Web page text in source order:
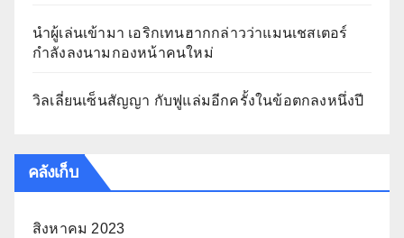
นำผู้เล่นเข้ามา เอริกเทนฮากกล่าวว่าแมนเชสเตอร์
กำลังลงนามกองหน้าคนใหม่
วิลเลี่ยนเซ็นสัญญา กับฟูแล่มอีกครั้งในข้อตกลงหนึ่งปี
คลังเก็บ
สิงหาคม 2023